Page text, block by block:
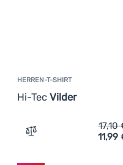
HERREN-T-SHIRT
Hi-Tec Vilder
Zum Vergleich
17,10
11,99